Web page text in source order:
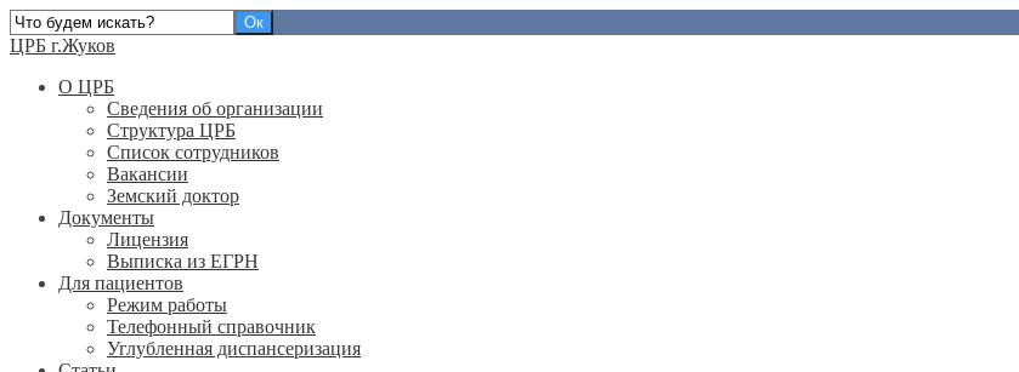
ЦРБ г.Жуков
О ЦРБ
Сведения об организации
Структура ЦРБ
Список сотрудников
Вакансии
Земский доктор
Документы
Лицензия
Выписка из ЕГРН
Для пациентов
Режим работы
Телефонный справочник
Углубленная диспансеризация